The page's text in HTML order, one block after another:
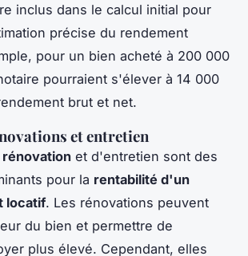
inclus dans le calcul initial pour
précise du rendement
pour un bien acheté à 200 000
pourraient s'élever à 14 000
brut et net.
et entretien
et d'entretien sont des
pour la rentabilité d'un
locatif. Les rénovations peuvent
du bien et permettre de
plus élevé. Cependant, elles